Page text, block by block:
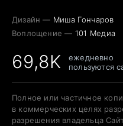
Дизайн — Миша Гончаров
Воплощение — 101 Медиа
69,8K
ежедневно
пользуются
Полное или частичное
в коммерческих целях
разрешения владельца